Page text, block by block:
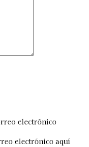
electrónico
electrónico aquí